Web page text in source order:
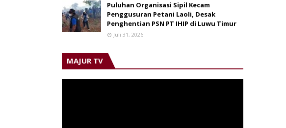
Puluhan Organisasi Sipil Kecam
Penggusuran Petani Laoli, Desak
Penghentian PSN PT IHIP di Luwu Timur
Juli 31, 2026
MAJUR TV